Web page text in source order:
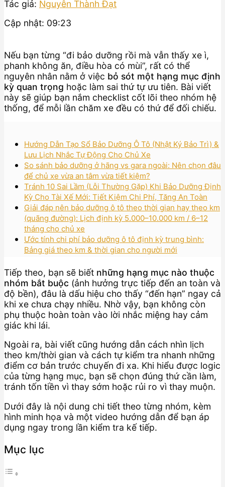
Tác giả: Nguyễn Thành Đạt
Cập nhật: 09:23
Nếu bạn từng “đi bảo dưỡng rồi mà vẫn thấy xe ì,
phanh không ăn, điều hòa có mùi”, rất có thể
nguyên nhân nằm ở việc bỏ sót một hạng mục định
kỳ quan trọng hoặc làm sai thứ tự ưu tiên. Bài viết
này sẽ giúp bạn nắm checklist cốt lõi theo nhóm hệ
thống, để mỗi lần chăm xe đều có thứ để đối chiếu.
Hướng Dẫn Tạo Sổ Bảo Dưỡng Ô Tô (Nhật Ký Bảo Trì) &
Lưu Lịch Nhắc Tự Động Cho Chủ Xe
So sánh bảo dưỡng ở hãng vs gara ngoài: Nên chọn đâu
để chủ xe vừa an tâm vừa tiết kiệm?
Tránh 10 Sai Lầm (Lỗi Thường Gặp) Khi Bảo Dưỡng Định
Kỳ Cho Tài Xế Mới: Tiết Kiệm Chi Phí, Tăng An Toàn
Giải đáp nên bảo dưỡng ô tô theo thời gian hay theo km
(quãng đường): Lịch định kỳ 5.000–10.000 km / 6–12
tháng cho chủ xe
Ước tính chi phí bảo dưỡng ô tô định kỳ trung bình:
Bảng giá theo km & thời gian cho người mới
Tiếp theo, bạn sẽ biết những hạng mục nào thuộc
nhóm bắt buộc (ảnh hưởng trực tiếp đến an toàn và
độ bền), đâu là dấu hiệu cho thấy “đến hạn” ngay cả
khi xe chưa chạy nhiều. Nhờ vậy, bạn không còn
phụ thuộc hoàn toàn vào lời nhắc miệng hay cảm
giác khi lái.
Ngoài ra, bài viết cũng hướng dẫn cách nhìn lịch
theo km/thời gian và cách tự kiểm tra nhanh những
điểm cơ bản trước chuyến đi xa. Khi hiểu được logic
của từng hạng mục, bạn sẽ chọn đúng thứ cần làm,
tránh tốn tiền vì thay sớm hoặc rủi ro vì thay muộn.
Dưới đây là nội dung chi tiết theo từng nhóm, kèm
hình minh họa và một video hướng dẫn để bạn áp
dụng ngay trong lần kiểm tra kế tiếp.
Mục lục